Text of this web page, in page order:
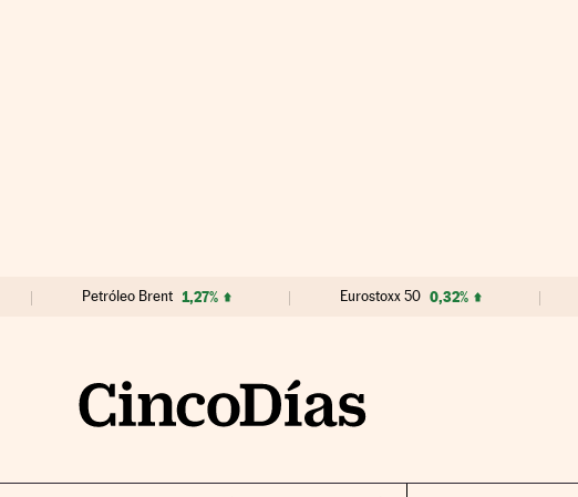
Petróleo Brent 1,27% Eurostoxx 50 0,32%